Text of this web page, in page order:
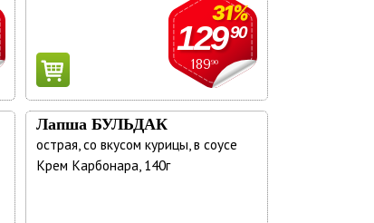
18990
31%
12990
Лапша БУЛЬДАК
острая, со вкусом курицы, в соусе
Крем Карбонара, 140г